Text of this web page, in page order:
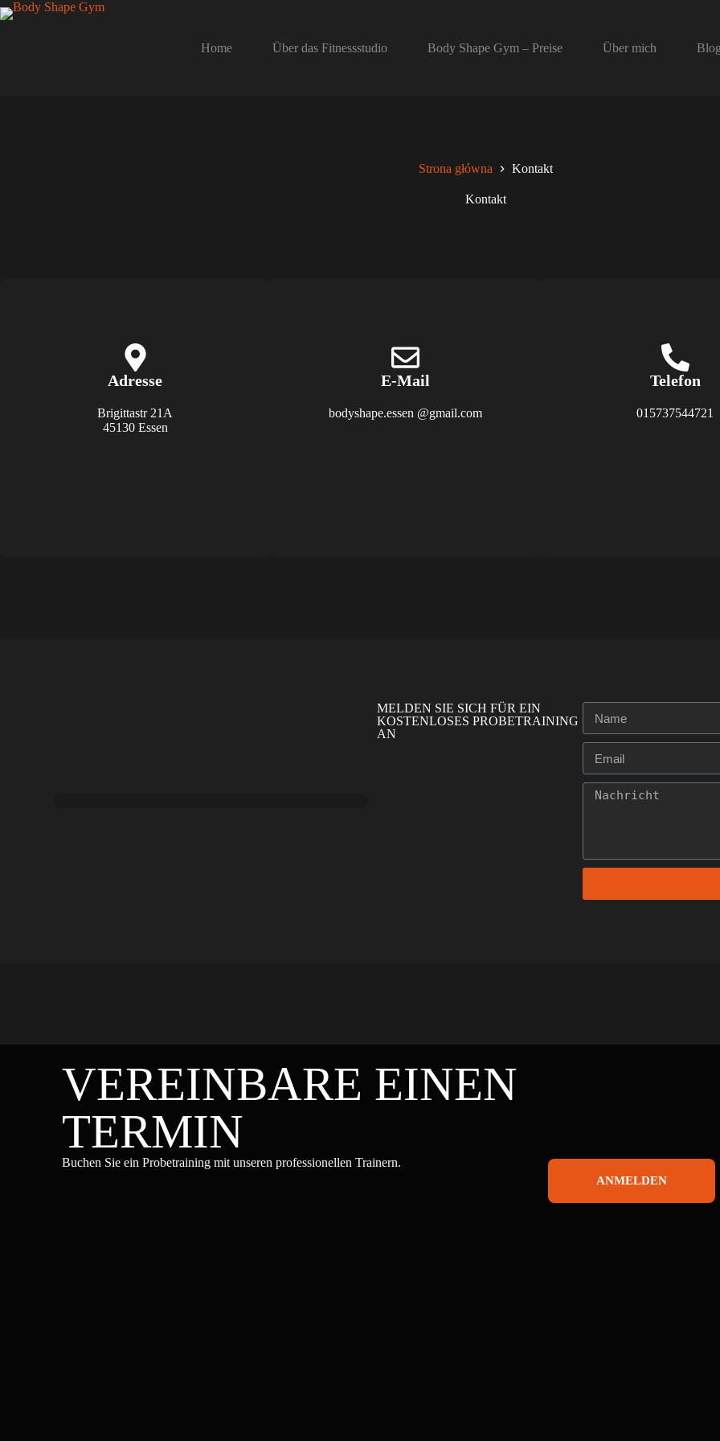
Home Über das Fitnessstudio Body Shape Gym – Preise Über mich Blog
Strona główna Kontakt
Kontakt
Adresse
Brigittastr 21A
45130 Essen
E-Mail
bodyshape.essen @gmail.com
Telefon
015737544721
MELDEN SIE SICH FÜR EIN
KOSTENLOSES PROBETRAINING
AN
VEREINBARE EINEN
TERMIN
Buchen Sie ein Probetraining mit unseren professionellen Trainern.
ANMELDEN